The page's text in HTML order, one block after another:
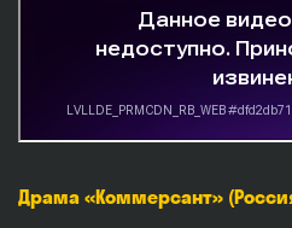
Драма «Коммерсант»